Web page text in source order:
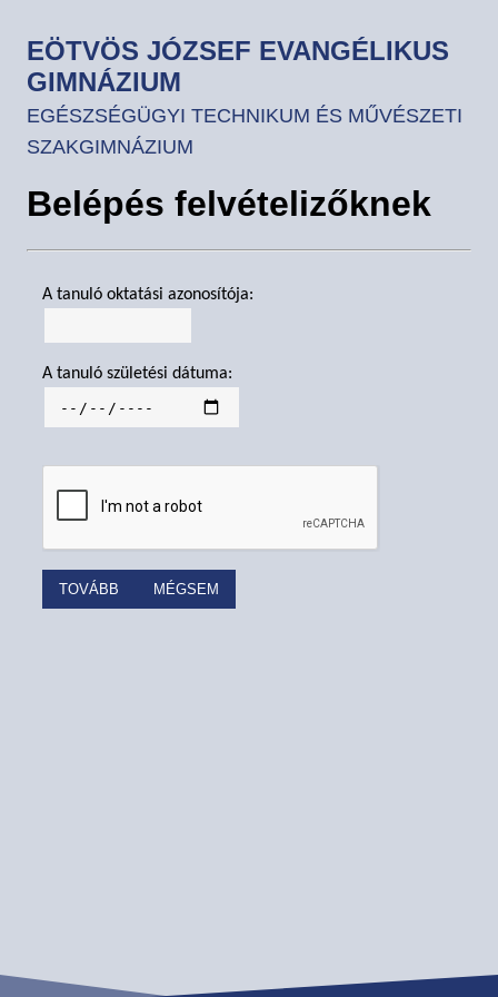
EÖTVÖS JÓZSEF EVANGÉLIKUS
GIMNÁZIUM
EGÉSZSÉGÜGYI TECHNIKUM ÉS MŰVÉSZETI
SZAKGIMNÁZIUM
Belépés felvételizőknek
A tanuló oktatási azonosítója:
A tanuló születési dátuma: